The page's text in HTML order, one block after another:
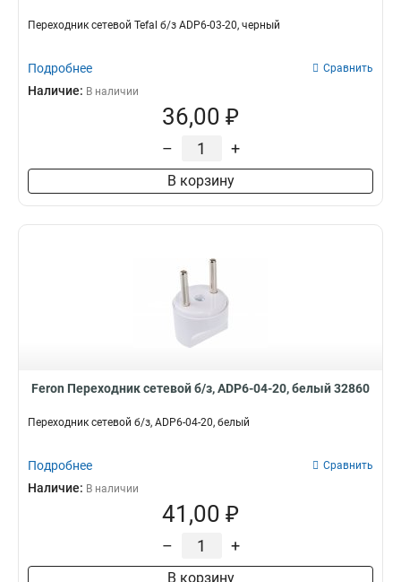
Переходник сетевой Tefal б/з ADP6-03-20, черный
Подробнее Сравнить
Наличие: В наличии
36,00 ₽
– +
В корзину
Feron Переходник сетевой б/з, ADP6-04-20, белый 32860
Переходник сетевой б/з, ADP6-04-20, белый
Подробнее Сравнить
Наличие: В наличии
41,00 ₽
– +
В корзину